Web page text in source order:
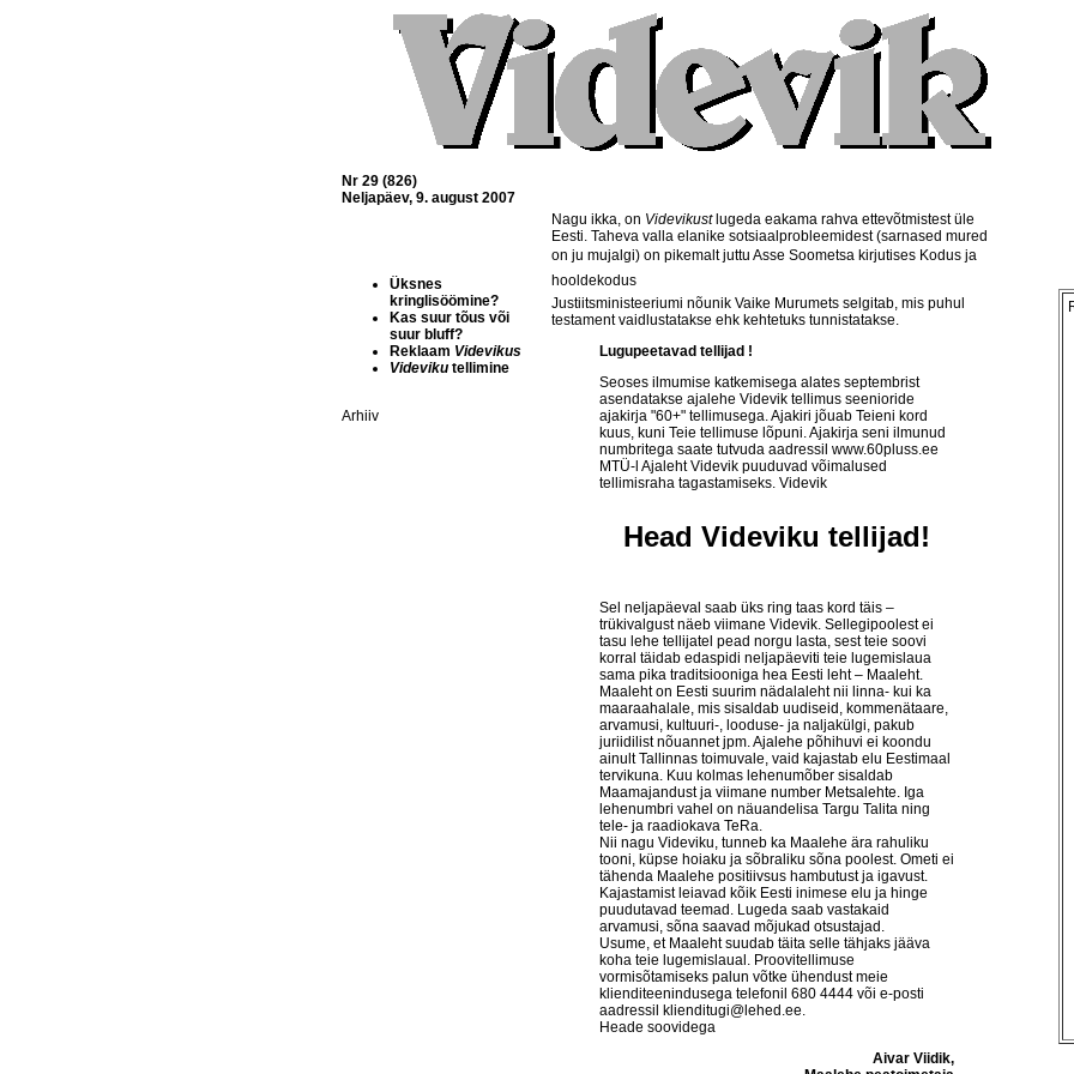
Nr 29 (826)
Neljapäev, 9. august 2007
Üksnes
kringlisöömine?
Kas suur tõus või
suur bluff?
Reklaam Videvikus
Videviku tellimine
Arhiiv
Nagu ikka, on Videvikustlugeda eakama rahva ettevõtmistest üle
Eesti. Taheva valla elanike sotsiaalprobleemidest (sarnased mured
on ju mujalgi) on pikemalt juttu Asse Soometsa kirjutises Kodus ja
hooldekodus
Justiitsministeeriumi nõunik Vaike Murumets selgitab, mis puhul
testament vaidlustatakse ehk kehtetuks tunnistatakse.
Lugupeetavad tellijad !
Seoses ilmumise katkemisega alates septembrist
asendatakse ajalehe Videvik tellimus seenioride
ajakirja "60+" tellimusega. Ajakiri jõuab Teieni kord
kuus, kuni Teie tellimuse lõpuni. Ajakirja seni ilmunud
numbritega saate tutvuda aadressil www.60pluss.ee
MTÜ-l Ajaleht Videvik puuduvad võimalused
tellimisraha tagastamiseks. Videvik
Head Videviku tellijad!
Sel neljapäeval saab üks ring taas kord täis –
trükivalgust näeb viimane Videvik. Sellegipoolest ei
tasu lehe tellijatel pead norgu lasta, sest teie soovi
korral täidab edaspidi neljapäeviti teie lugemislaua
sama pika traditsiooniga hea Eesti leht – Maaleht.
Maaleht on Eesti suurim nädalaleht nii linna- kui ka
maaraahalale, mis sisaldab uudiseid, kommenätaare,
arvamusi, kultuuri-, looduse- ja naljakülgi, pakub
juriidilist nõuannet jpm. Ajalehe põhihuvi ei koondu
ainult Tallinnas toimuvale, vaid kajastab elu Eestimaal
tervikuna. Kuu kolmas lehenumõber sisaldab
Maamajandust ja viimane number Metsalehte. Iga
lehenumbri vahel on näuandelisa Targu Talita ning
tele- ja raadiokava TeRa.
Nii nagu Videviku, tunneb ka Maalehe ära rahuliku
tooni, küpse hoiaku ja sõbraliku sõna poolest. Ometi ei
tähenda Maalehe positiivsus hambutust ja igavust.
Kajastamist leiavad kõik Eesti inimese elu ja hinge
puudutavad teemad. Lugeda saab vastakaid
arvamusi, sõna saavad mõjukad otsustajad.
Usume, et Maaleht suudab täita selle tähjaks jääva
koha teie lugemislaual. Proovitellimuse
vormisõtamiseks palun võtke ühendust meie
klienditeenindusega telefonil 680 4444 või e-posti
aadressil klienditugi@lehed.ee.
Heade soovidega
Aivar Viidik,